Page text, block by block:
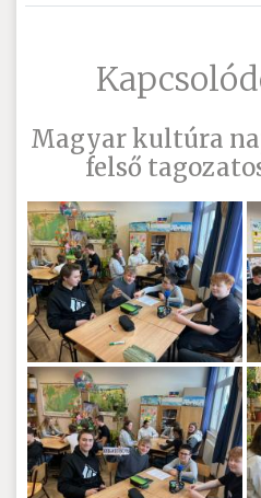
Magyar kultúra
felső